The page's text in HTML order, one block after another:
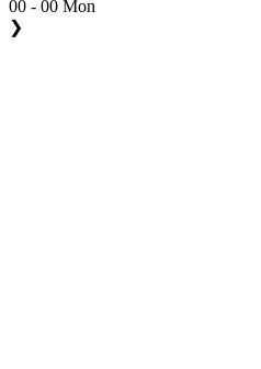
00 - 00 Mon
❯